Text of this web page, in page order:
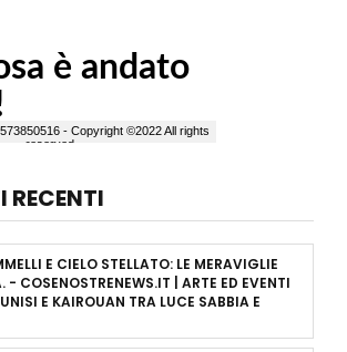
RECENTI
E CIELO STELLATO: LE MERAVIGLIE
- COSENOSTRENEWS.IT | ARTE ED EVENTI
E KAIROUAN TRA LUCE SABBIA E